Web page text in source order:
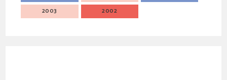
2003
2002